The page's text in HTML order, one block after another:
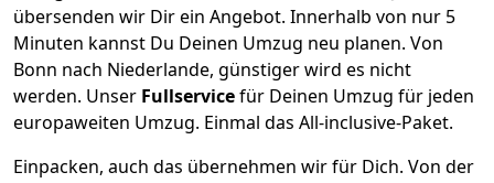
übersenden wir Dir ein Angebot. Innerhalb von nur 5
Minuten kannst Du Deinen Umzug neu planen. Von
Bonn nach Niederlande, günstiger wird es nicht
werden. Unser Fullservicefür Deinen Umzug für jeden
europaweiten Umzug. Einmal das All-inclusive-Paket.
Einpacken, auch das übernehmen wir für Dich. Von der